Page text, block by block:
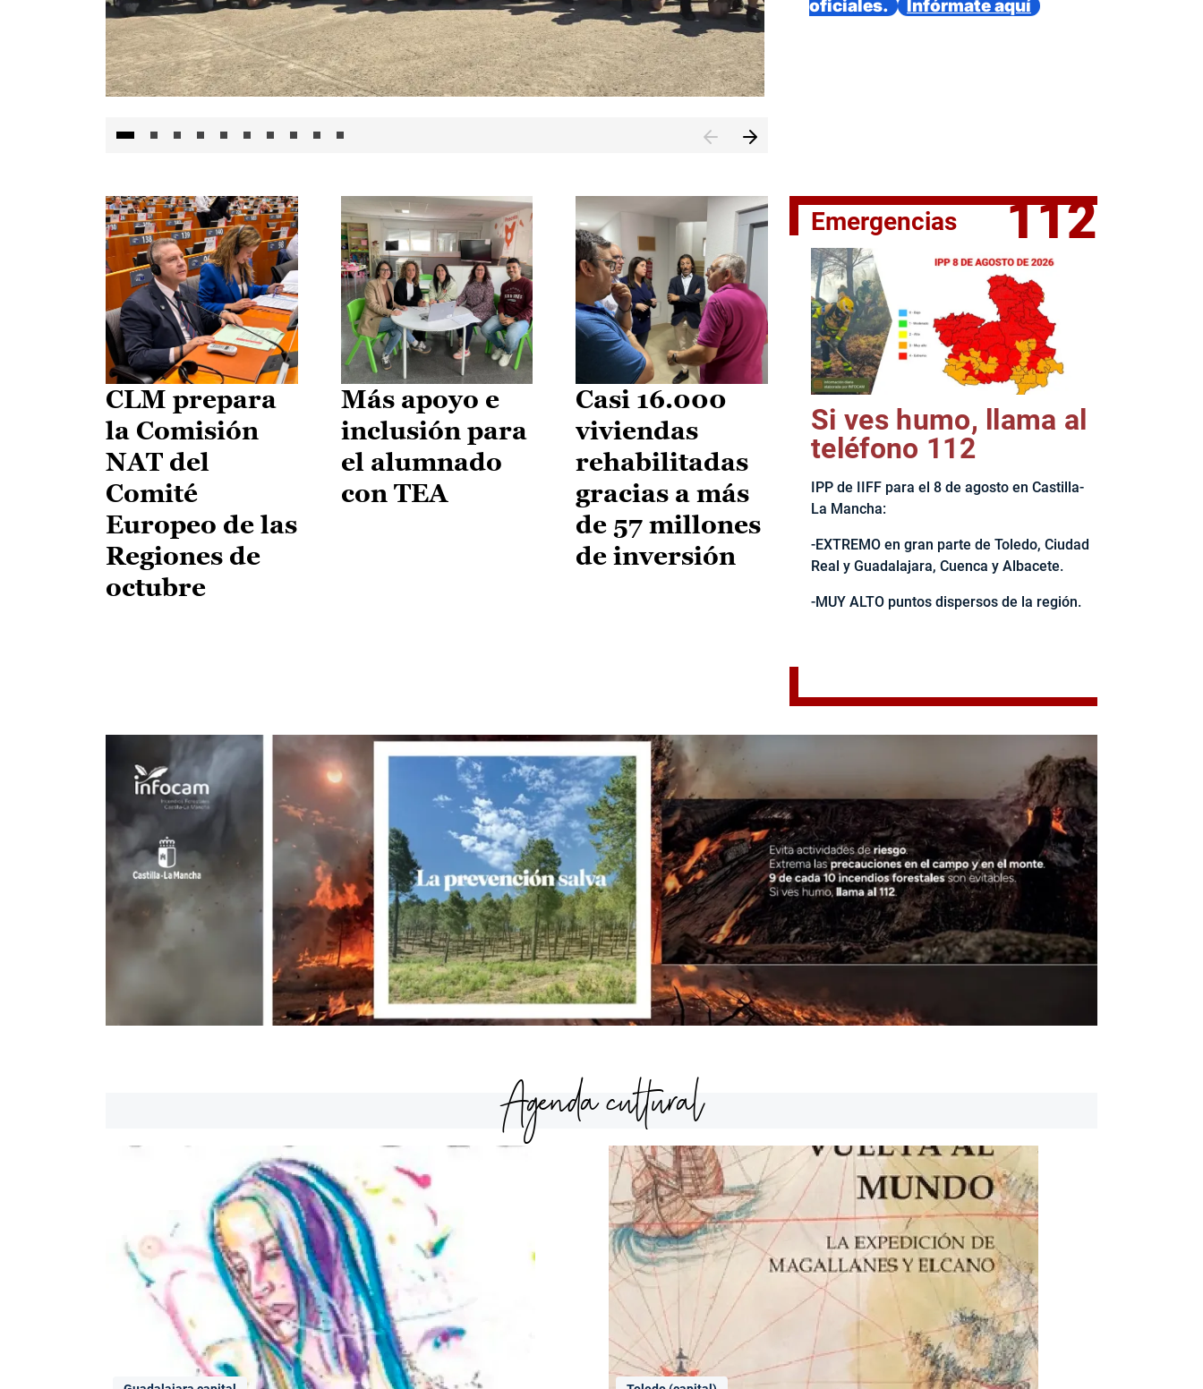
II Vuelta Ciclista CLM LEADER
oficiales.
Infórmate aquí
CLM prepara
la Comisión
NAT del
Comité
Europeo de las
Regiones de
octubre
Más apoyo e
inclusión para
el alumnado
con TEA
Casi 16.000
viviendas
rehabilitadas
gracias a más
de 57 millones
de inversión
Emergencias 112
Si ves humo, llama al
teléfono 112
IPP de IIFF para el 8 de agosto en Castilla-
La Mancha:
-EXTREMO en gran parte de Toledo, Ciudad
Real y Guadalajara, Cuenca y Albacete.
-MUY ALTO puntos dispersos de la región.
Agenda cultural